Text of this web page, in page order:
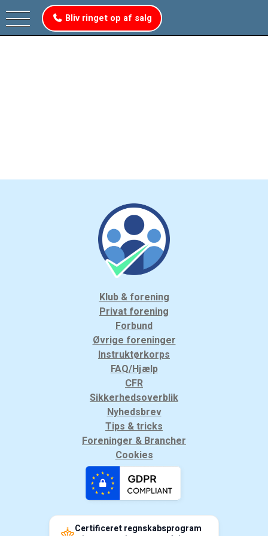
Bliv ringet op af salg
Klub & forening
Privat forening
Forbund
Øvrige foreninger
Instruktørkorps
FAQ/Hjælp
CFR
Sikkerhedsoverblik
Nyhedsbrev
Tips & tricks
Foreninger & Brancher
Cookies
Certificeret regnskabsprogram